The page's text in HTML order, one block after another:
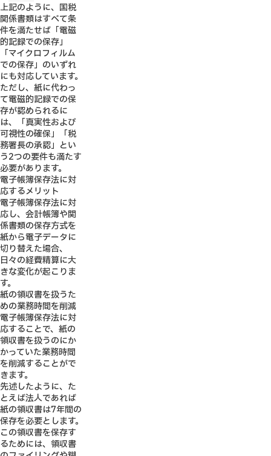
上記のように、国税
関係書類はすべて条
件を満たせば「電磁
的記録での保存」
「マイクロフィルム
での保存」のいずれ
にも対応しています。
ただし、紙に代わっ
て電磁的記録での保
存が認められるに
は、「真実性および
可視性の確保」「税
務署長の承認」とい
う2つの要件も満たす
必要があります。
電子帳簿保存法に対
応するメリット
電子帳簿保存法に対
応し、会計帳簿や関
係書類の保存方式を
紙から電子データに
切り替えた場合、
日々の経費精算に大
きな変化が起こりま
す。
紙の領収書を扱うた
めの業務時間を削減
電子帳簿保存法に対
応することで、紙の
領収書を扱うのにか
かっていた業務時間
を削減することがで
きます。
先述したように、た
とえば法人であれば
紙の領収書は7年間の
保存を必要とします。
この領収書を保存す
るためには、領収書